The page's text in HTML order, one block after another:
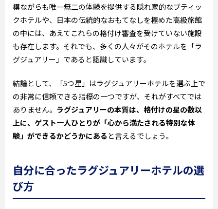
模ながらも唯一無二の体験を提供する隠れ家的なブティッ
クホテルや、日本の伝統的なおもてなしを極めた高級旅館
の中には、あえてこれらの格付け審査を受けていない施設
も存在します。それでも、多くの人々がそのホテルを「ラ
グジュアリー」であると認識しています。
結論として、「5つ星」はラグジュアリーホテルを選ぶ上で
の非常に信頼できる指標の一つですが、それがすべてでは
ありません。 ラグジュアリーの本質は、格付けの星の数以
上に、ゲスト一人ひとりが「心から満たされる特別な体
験」ができるかどうかにある と言えるでしょう。
自分に合ったラグジュアリーホテルの選
び方